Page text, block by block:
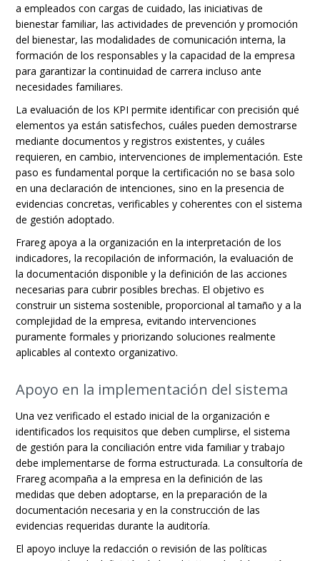
a empleados con cargas de cuidado, las iniciativas de
bienestar familiar, las actividades de prevención y promoción
del bienestar, las modalidades de comunicación interna, la
formación de los responsables y la capacidad de la empresa
para garantizar la continuidad de carrera incluso ante
necesidades familiares.
La evaluación de los KPI permite identificar con precisión qué
elementos ya están satisfechos, cuáles pueden demostrarse
mediante documentos y registros existentes, y cuáles
requieren, en cambio, intervenciones de implementación. Este
paso es fundamental porque la certificación no se basa solo
en una declaración de intenciones, sino en la presencia de
evidencias concretas, verificables y coherentes con el sistema
de gestión adoptado.
Frareg apoya a la organización en la interpretación de los
indicadores, la recopilación de información, la evaluación de
la documentación disponible y la definición de las acciones
necesarias para cubrir posibles brechas. El objetivo es
construir un sistema sostenible, proporcional al tamaño y a la
complejidad de la empresa, evitando intervenciones
puramente formales y priorizando soluciones realmente
aplicables al contexto organizativo.
Apoyo en la implementación del sistema
Una vez verificado el estado inicial de la organización e
identificados los requisitos que deben cumplirse, el sistema
de gestión para la conciliación entre vida familiar y trabajo
debe implementarse de forma estructurada. La consultoría de
Frareg acompaña a la empresa en la definición de las
medidas que deben adoptarse, en la preparación de la
documentación necesaria y en la construcción de las
evidencias requeridas durante la auditoría.
El apoyo incluye la redacción o revisión de las políticas